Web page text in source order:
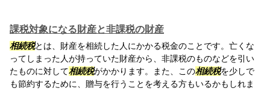
課税対象になる財産と非課税の財産
相続税とは、財産を相続した人にかかる税金のことです。亡くな
ってしまった人が持っていた財産から、非課税のものなどを引い
たものに対して相続税がかかります。また、この相続税を少しで
も節約するために、贈与を行うことを考える方もいるかもしれま